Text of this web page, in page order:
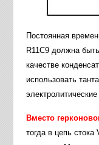
Постоянная
R11C9 должна
качестве
использовать
Вместо
тогда в цепь